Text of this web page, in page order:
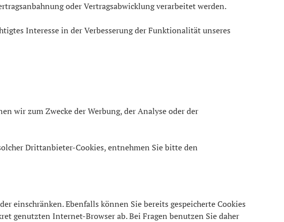
oder Vertragsabwicklung verarbeitet werden.
Interesse in der Verbesserung der Funktionalität unseres
wir zum Zwecke der Werbung, der Analyse oder der
Drittanbieter-Cookies, entnehmen Sie bitte den
einschränken. Ebenfalls können Sie bereits gespeicherte Cookies
genutzten Internet-Browser ab. Bei Fragen benutzen Sie daher